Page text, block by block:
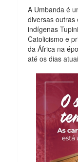
A Umbanda é
diversas outras
indígenas
Catolicismo e
da África na
até os dias